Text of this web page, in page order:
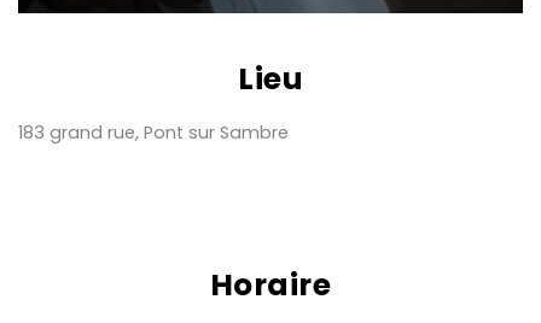
Lieu
183 grand rue, Pont sur Sambre
Horaire